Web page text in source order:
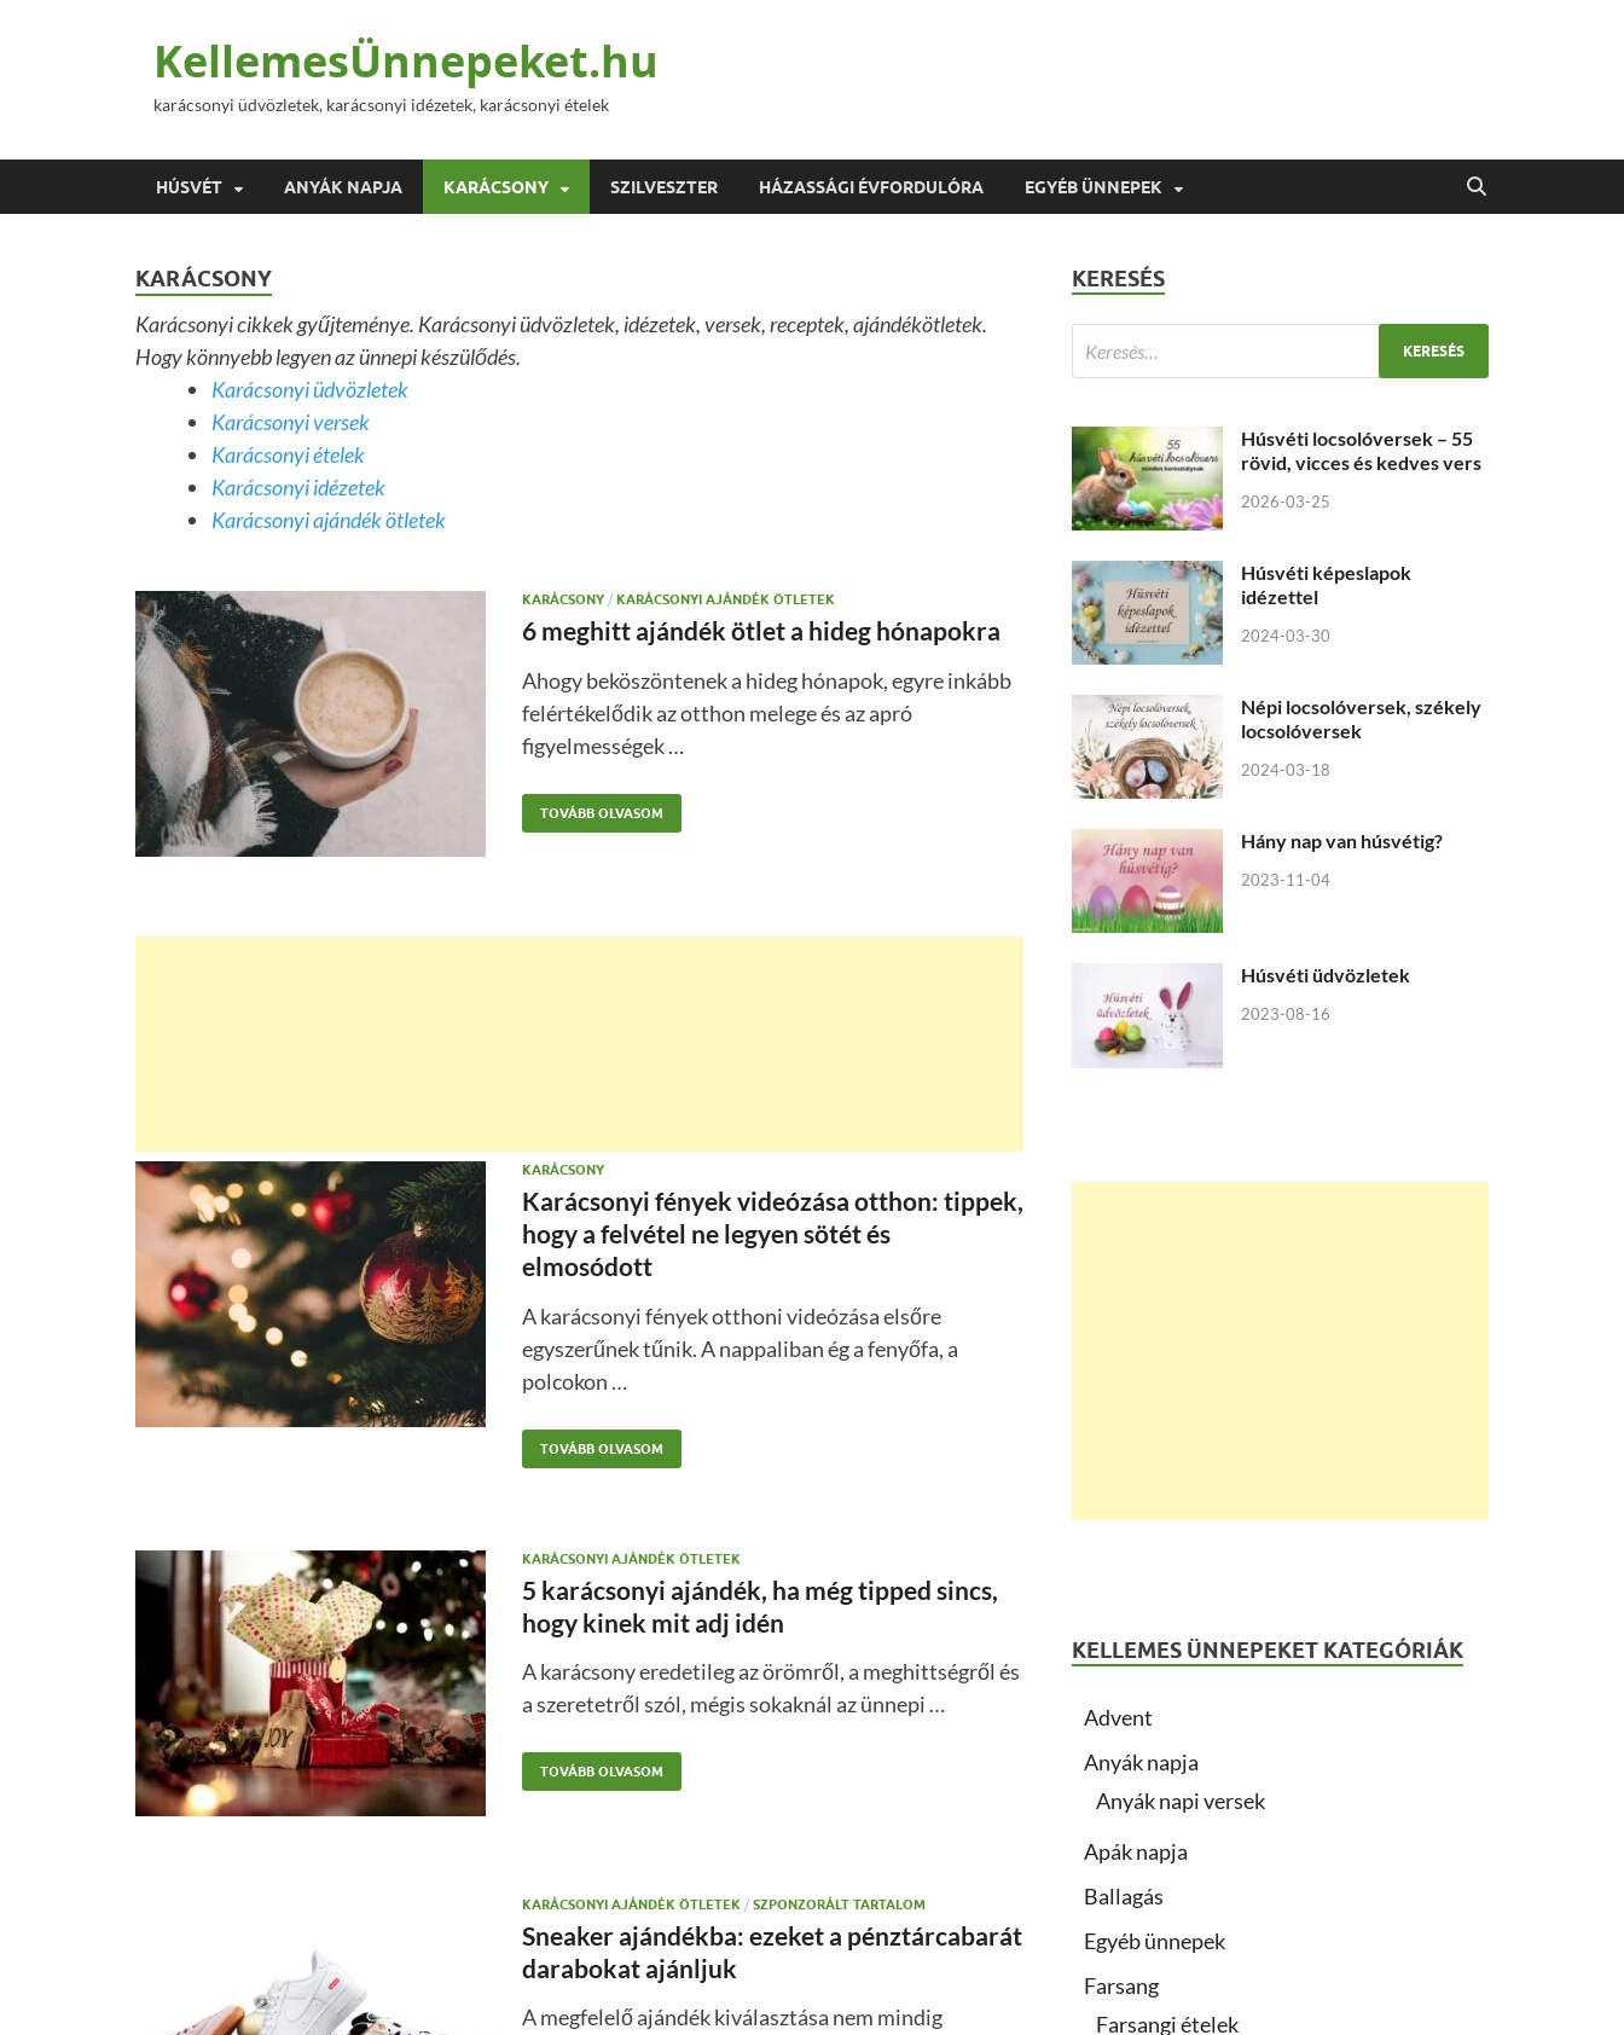
KellemesÜnnepeket.hu
karácsonyi üdvözletek, karácsonyi idézetek, karácsonyi ételek
HÚSVÉT ANYÁK NAPJA KARÁCSONY SZILVESZTER HÁZASSÁGI ÉVFORDULÓRA EGYÉB ÜNNEPEK
KARÁCSONY
Karácsonyi cikkek gyűjteménye. Karácsonyi üdvözletek, idézetek, versek, receptek, ajándékötletek.
Hogy könnyebb legyen az ünnepi készülődés.
Karácsonyi üdvözletek
Karácsonyi versek
Karácsonyi ételek
Karácsonyi idézetek
Karácsonyi ajándék ötletek
KARÁCSONY / KARÁCSONYI AJÁNDÉK ÖTLETEK
6 meghitt ajándék ötlet a hideg hónapokra
Ahogy beköszöntenek a hideg hónapok, egyre inkább
felértékelődik az otthon melege és az apró
figyelmességek …
TOVÁBB OLVASOM
KARÁCSONY
Karácsonyi fények videózása otthon: tippek,
hogy a felvétel ne legyen sötét és
elmosódott
A karácsonyi fények otthoni videózása elsőre
egyszerűnek tűnik. A nappaliban ég a fenyőfa, a
polcokon …
TOVÁBB OLVASOM
KARÁCSONYI AJÁNDÉK ÖTLETEK
5 karácsonyi ajándék, ha még tipped sincs,
hogy kinek mit adj idén
A karácsony eredetileg az örömről, a meghittségről és
a szeretetről szól, mégis sokaknál az ünnepi …
TOVÁBB OLVASOM
KARÁCSONYI AJÁNDÉK ÖTLETEK / SZPONZORÁLT TARTALOM
Sneaker ajándékba: ezeket a pénztárcabarát
darabokat ajánljuk
A megfelelő ajándék kiválasztása nem mindig
KERESÉS
Húsvéti locsolóversek – 55
rövid, vicces és kedves vers
2026-03-25
Húsvéti képeslapok
idézettel
2024-03-30
Népi locsolóversek, székely
locsolóversek
2024-03-18
Hány nap van húsvétig?
2023-11-04
Húsvéti üdvözletek
2023-08-16
KELLEMES ÜNNEPEKET KATEGÓRIÁK
Advent
Anyák napja
Anyák napi versek
Apák napja
Ballagás
Egyéb ünnepek
Farsang
Farsangi ételek